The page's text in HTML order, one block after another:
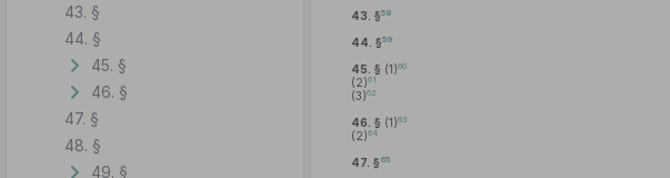
43. §
44. §
45. §
46. §
47. §
48. §
49. §
43. §58
44. §59
45. § (1)60
(2)61
(3)62
46. § (1)63
(2)64
47. § 65